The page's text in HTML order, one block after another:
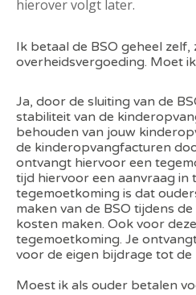
hierover volgt later.
Ik betaal de BSO geheel zelf,
overheidsvergoeding. Moet
Ja, door de sluiting van de
stabiliteit van de
behouden van jouw
de kinderopvangfacturen
ontvangt hiervoor een
tijd hiervoor een aanvraag in
tegemoetkoming is dat
maken van de BSO tijdens
kosten maken. Ook voor
tegemoetkoming. Je
voor de eigen bijdrage tot de
Moest ik als ouder betalen